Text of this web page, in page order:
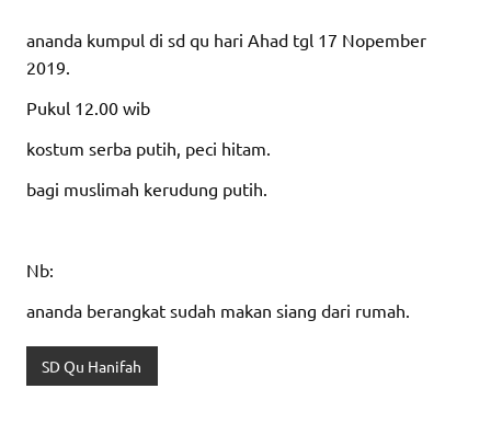
ananda kumpul di sd qu hari Ahad tgl 17 Nopember
2019.
Pukul 12.00 wib
kostum serba putih, peci hitam.
bagi muslimah kerudung putih.
Nb:
ananda berangkat sudah makan siang dari rumah.
SD Qu Hanifah